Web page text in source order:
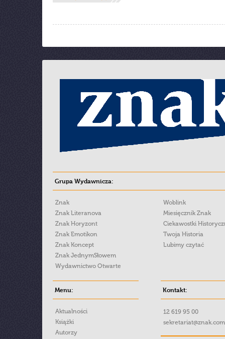
Grupa Wydawnicza:
Znak
Znak Literanova
Znak Horyzont
Znak Emotikon
Znak Koncept
Znak JednymSłowem
Wydawnictwo Otwarte
Woblink
Miesięcznik Znak
Ciekawostki
Twoja Historia
Lubimy czytać
Menu:
Aktualności
Książki
Autorzy
Kontakt:
12 619 95 00